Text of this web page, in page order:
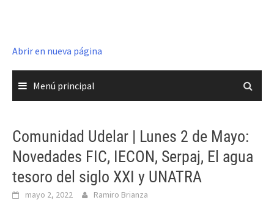
Abrir en nueva página
Menú principal
Comunidad Udelar | Lunes 2 de Mayo:
Novedades FIC, IECON, Serpaj, El agua
tesoro del siglo XXI y UNATRA
mayo 2, 2022 Ramiro Brianza